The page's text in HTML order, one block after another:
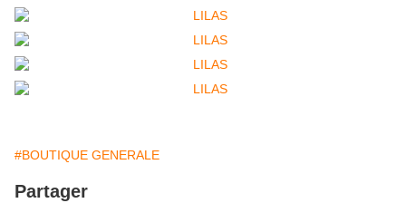
#BOUTIQUE GENERALE
Partager